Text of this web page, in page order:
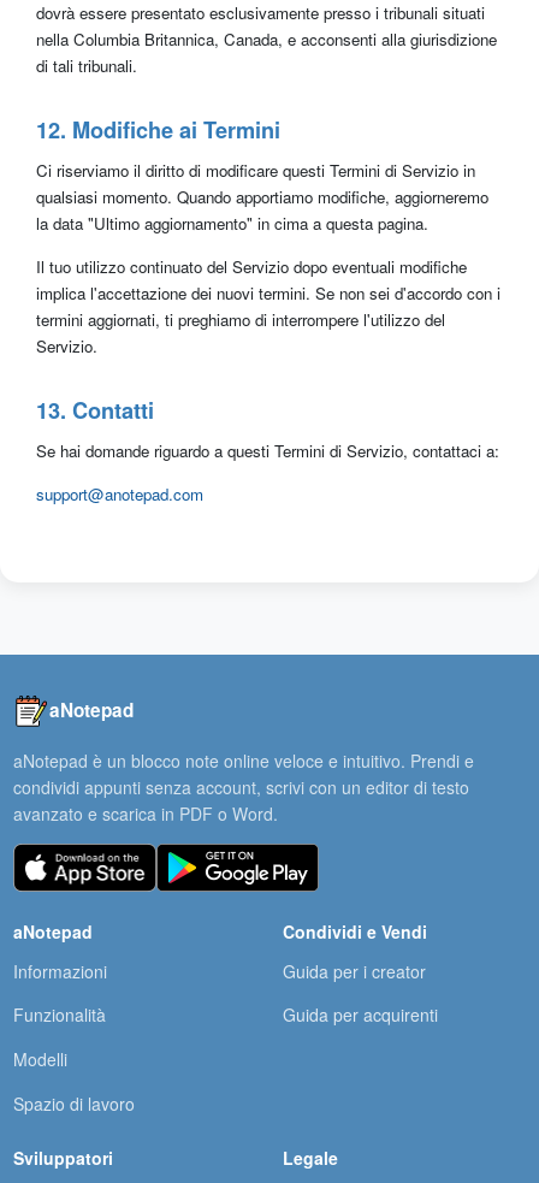
dovrà essere presentato esclusivamente presso i tribunali situati
nella Columbia Britannica, Canada, e acconsenti alla giurisdizione
di tali tribunali.
12. Modifiche ai Termini
Ci riserviamo il diritto di modificare questi Termini di Servizio in
qualsiasi momento. Quando apportiamo modifiche, aggiorneremo
la data "Ultimo aggiornamento" in cima a questa pagina.
Il tuo utilizzo continuato del Servizio dopo eventuali modifiche
implica l'accettazione dei nuovi termini. Se non sei d'accordo con i
termini aggiornati, ti preghiamo di interrompere l'utilizzo del
Servizio.
13. Contatti
Se hai domande riguardo a questi Termini di Servizio, contattaci a:
support@anotepad.com
aNotepad
aNotepad è un blocco note online veloce e intuitivo. Prendi e
condividi appunti senza account, scrivi con un editor di testo
avanzato e scarica in PDF o Word.
aNotepad
Informazioni
Funzionalità
Modelli
Spazio di lavoro
Condividi e Vendi
Guida per i creator
Guida per acquirenti
Sviluppatori Legale